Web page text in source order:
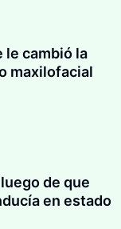
le cambió la
maxilofacial
de que
en estado